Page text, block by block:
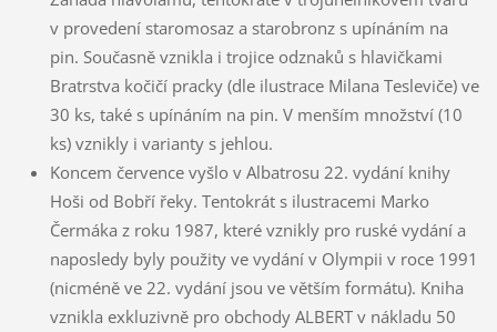
v provedení staromosaz a starobronz s upínáním na
pin. Současně vznikla i trojice odznaků s hlavičkami
Bratrstva kočičí pracky (dle ilustrace Milana Tesleviče) ve
30 ks, také s upínáním na pin. V menším množství (10
ks) vznikly i varianty s jehlou.
Koncem července vyšlo v Albatrosu 22. vydání knihy
Hoši od Bobří řeky. Tentokrát s ilustracemi Marko
Čermáka z roku 1987, které vznikly pro ruské vydání a
naposledy byly použity ve vydání v Olympii v roce 1991
(nicméně ve 22. vydání jsou ve větším formátu). Kniha
vznikla exkluzivně pro obchody ALBERT v nákladu 50